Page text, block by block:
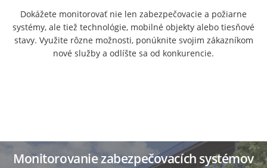
Dokážete monitorovať nie len zabezpečovacie a požiarne
systémy, ale tiež technológie, mobilné objekty alebo tiesňové
stavy. Využite rôzne možnosti, ponúknite svojim zákazníkom
nové služby a odlíšte sa od konkurencie.
Monitorovanie zabezpečovacích systémov